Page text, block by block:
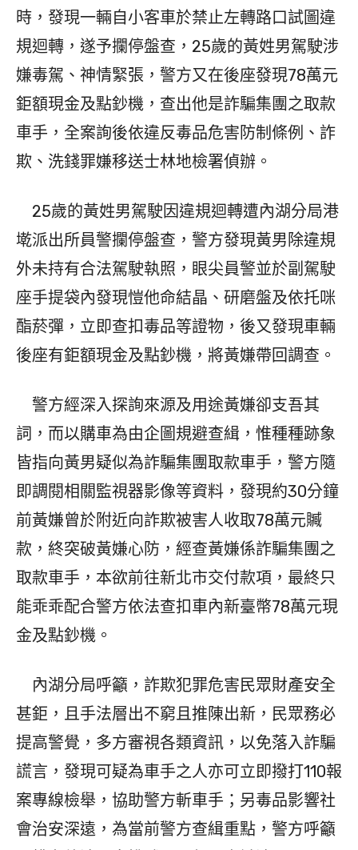
時，發現一輛自小客車於禁止左轉路口試圖違
規迴轉，遂予攔停盤查，25歲的黃姓男駕駛涉
嫌毒駕、神情緊張，警方又在後座發現78萬元
鉅額現金及點鈔機，查出他是詐騙集團之取款
車手，全案詢後依違反毒品危害防制條例、詐
欺、洗錢罪嫌移送士林地檢署偵辦。
25歲的黃姓男駕駛因違規迴轉遭內湖分局港
墘派出所員警攔停盤查，警方發現黃男除違規
外未持有合法駕駛執照，眼尖員警並於副駕駛
座手提袋內發現愷他命結晶、研磨盤及依托咪
酯菸彈，立即查扣毒品等證物，後又發現車輛
後座有鉅額現金及點鈔機，將黃嫌帶回調查。
警方經深入探詢來源及用途黃嫌卻支吾其
詞，而以購車為由企圖規避查緝，惟種種跡象
皆指向黃男疑似為詐騙集團取款車手，警方隨
即調閱相關監視器影像等資料，發現約30分鐘
前黃嫌曾於附近向詐欺被害人收取78萬元贓
款，終突破黃嫌心防，經查黃嫌係詐騙集團之
取款車手，本欲前往新北市交付款項，最終只
能乖乖配合警方依法查扣車內新臺幣78萬元現
金及點鈔機。
內湖分局呼籲，詐欺犯罪危害民眾財產安全
甚鉅，且手法層出不窮且推陳出新，民眾務必
提高警覺，多方審視各類資訊，以免落入詐騙
謊言，發現可疑為車手之人亦可立即撥打110報
案專線檢舉，協助警方斬車手；另毒品影響社
會治安深遠，為當前警方查緝重點，警方呼籲